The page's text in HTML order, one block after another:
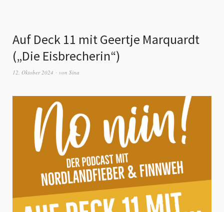
Auf Deck 11 mit Geertje Marquardt
(„Die Eisbrecherin“)
12. Oktober 2024 von Sina